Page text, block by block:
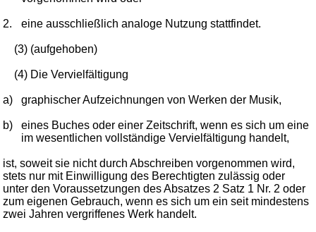
2. eine ausschließlich analoge Nutzung stattfindet.
(3) (aufgehoben)
(4) Die Vervielfältigung
a) graphischer Aufzeichnungen von Werken der Musik,
b)
eines Buches oder einer Zeitschrift, wenn es sich um eine
im wesentlichen vollständige Vervielfältigung handelt,
ist, soweit sie nicht durch Abschreiben vorgenommen wird,
stets nur mit Einwilligung des Berechtigten zulässig oder
unter den Voraussetzungen des Absatzes 2 Satz 1 Nr. 2 oder
zum eigenen Gebrauch, wenn es sich um ein seit mindestens
zwei Jahren vergriffenes Werk handelt.